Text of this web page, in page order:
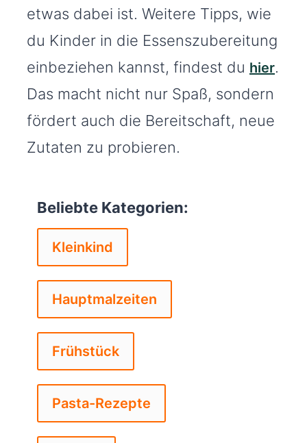
etwas dabei ist. Weitere Tipps, wie
du Kinder in die Essenszubereitung
einbeziehen kannst, findest du hier.
Das macht nicht nur Spaß, sondern
fördert auch die Bereitschaft, neue
Zutaten zu probieren.
Beliebte Kategorien:
Kleinkind
Hauptmalzeiten
Frühstück
Pasta-Rezepte